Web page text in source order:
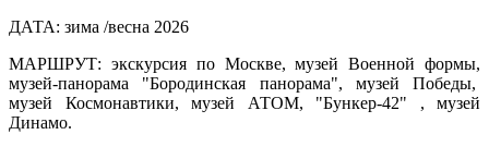
ДАТА: зима /весна 2026
МАРШРУТ: экскурсия по Москве, музей Военной формы,
музей-панорама "Бородинская панорама", музей Победы,
музей Космонавтики, музей АТОМ, "Бункер-42" , музей
Динамо.